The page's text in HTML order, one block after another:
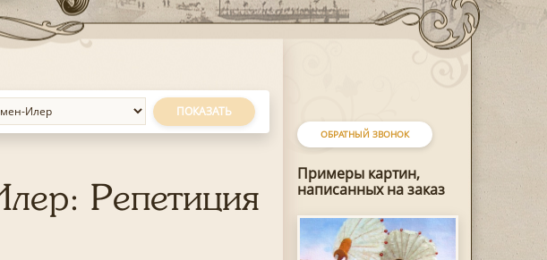
ОБРАТНЫЙ ЗВОНОК
Примеры картин,
написанных на заказ
ПОКАЗАТЬ
Репетиция